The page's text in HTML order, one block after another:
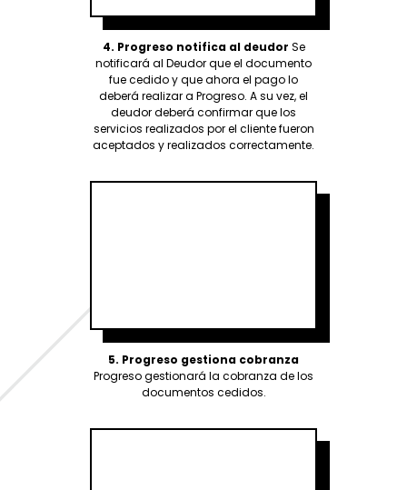
4. Progreso notifica al deudor Se
notificará al Deudor que el documento
fue cedido y que ahora el pago lo
deberá realizar a Progreso. A su vez, el
deudor deberá confirmar que los
servicios realizados por el cliente fueron
aceptados y realizados correctamente.
5. Progreso gestiona cobranza
Progreso gestionará la cobranza de los
documentos cedidos.